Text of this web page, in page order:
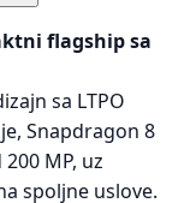
flagship sa
sa LTPO
Snapdragon 8
MP, uz
spoljne uslove.